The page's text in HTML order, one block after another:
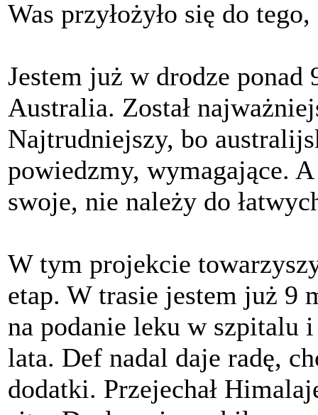
Was przyłożyło się do
Jestem już w drodze
Australia. Został
Najtrudniejszy, bo
powiedzmy, wymagające.
swoje, nie należy do
W tym projekcie
etap. W trasie jestem już 9
na podanie leku w szpitalu
lata. Def nadal daje radę,
dodatki. Przejechał